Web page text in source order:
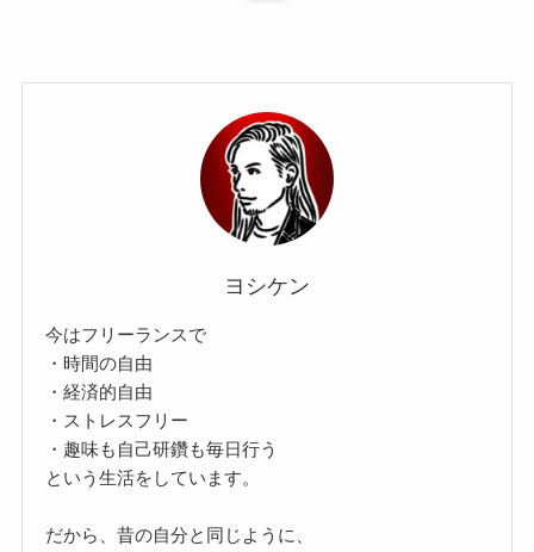
ヨシケン
今はフリーランスで
・時間の自由
・経済的自由
・ストレスフリー
・趣味も自己研鑽も毎日行う
という生活をしています。
だから、昔の自分と同じように、